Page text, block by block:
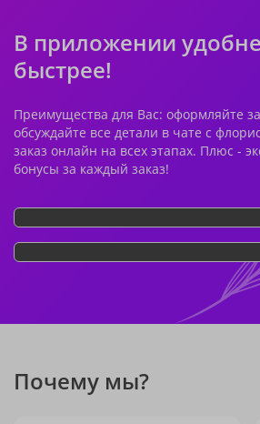
В приложении
быстрее!
Преимущества для Вас: оформляйте
обсуждайте все детали в чате с
заказ онлайн на всех этапах. Плюс -
бонусы за каждый заказ!
Почему мы?